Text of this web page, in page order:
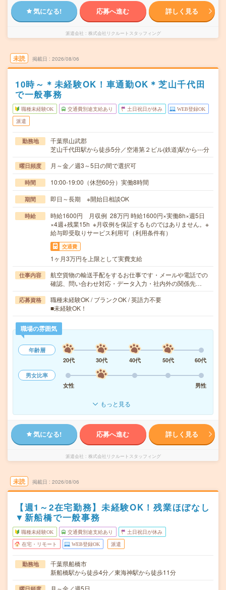
気になる! 応募へ進む 詳しく見る
派遣会社 株式会社リクルートスタッフィング
未読 掲載日 2026/08/06
10時～＊未経験OK！車通勤OK＊芝山千代田
で一般事務
職種未経験OK 交通費別途支給あり 土日祝日が休み WEB登録OK
派遣
勤務地
千葉県山武郡
芝山千代田駅から徒歩5分／空港第２ビル(鉄道)駅から---分
曜日頻度 月～金／週3～5日の間で選択可
時間 10:00-19:00（休憩60分）実働8時間
期間 即日～長期 ※開始日相談OK
時給
時給1600円 月収例 28万円 時給1600円×実働8h×週5日
×4週+残業15h ※月収例を保証するものではありません。※
給与即受取りサービス利用可（利用条件有）
交通費
1ヶ月3万円を上限として実費支給
仕事内容
航空貨物の輸送手配をするお仕事です・メールや電話での
確認、問い合わせ対応・データ入力・社内外の関係先…
応募資格
職種未経験OK / ブランクOK / 英語力不要
■未経験OK！
職場の雰囲気
年齢層
20代
30代 40代 50代
60代
男女比率
女性
男性
もっと見る
気になる! 応募へ進む 詳しく見る
派遣会社 株式会社リクルートスタッフィング
未読 掲載日 2026/08/06
【週1～2在宅勤務】未経験OK！残業ほぼなし
▼新船橋で一般事務
職種未経験OK 交通費別途支給あり 土日祝日が休み
在宅・リモート WEB登録OK 派遣
勤務地
千葉県船橋市
新船橋駅から徒歩4分／東海神駅から徒歩11分
月～金／週5日